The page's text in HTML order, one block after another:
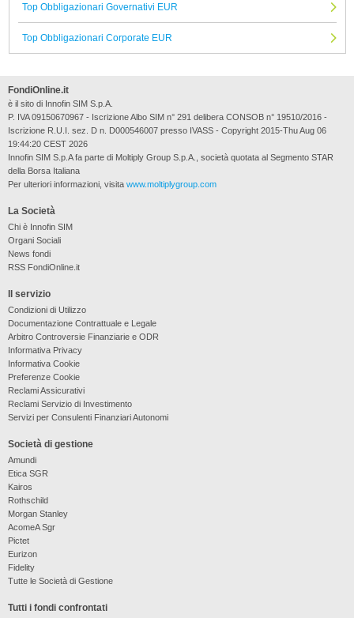
Top Obbligazionari Governativi EUR
Top Obbligazionari Corporate EUR
La Società
Chi è Innofin SIM
Organi Sociali
News fondi
RSS FondiOnline.it
Il servizio
Condizioni di Utilizzo
Documentazione Contrattuale e Legale
Arbitro Controversie Finanziarie e ODR
Informativa Privacy
Informativa Cookie
Preferenze Cookie
Reclami Assicurativi
Reclami Servizio di Investimento
Servizi per Consulenti Finanziari Autonomi
Società di gestione
Amundi
Etica SGR
Kairos
Rothschild
Morgan Stanley
AcomeA Sgr
Pictet
Eurizon
Fidelity
Tutte le Società di Gestione
Tutti i fondi confrontati
FondiOnline.it
è il sito di Innofin SIM S.p.A.
P. IVA 09150670967 - Iscrizione Albo SIM n° 291 delibera CONSOB n° 19510/2016 -
Iscrizione R.U.I. sez. D n. D000546007 presso IVASS - Copyright 2015-Thu Aug 06
19:44:20 CEST 2026
Innofin SIM S.p.A fa parte di Moltiply Group S.p.A., società quotata al Segmento STAR
della Borsa Italiana
Per ulteriori informazioni, visita www.moltiplygroup.com